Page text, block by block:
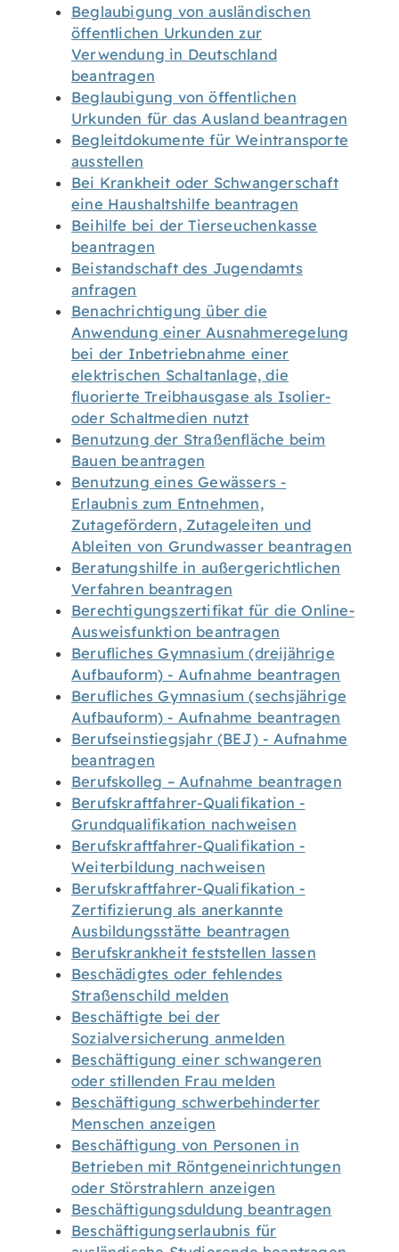
Beglaubigung von ausländischen
öffentlichen Urkunden zur
Verwendung in Deutschland
beantragen
Beglaubigung von öffentlichen
Urkunden für das Ausland beantragen
Begleitdokumente für Weintransporte
ausstellen
Bei Krankheit oder Schwangerschaft
eine Haushaltshilfe beantragen
Beihilfe bei der Tierseuchenkasse
beantragen
Beistandschaft des Jugendamts
anfragen
Benachrichtigung über die
Anwendung einer Ausnahmeregelung
bei der Inbetriebnahme einer
elektrischen Schaltanlage, die
fluorierte Treibhausgase als Isolier-
oder Schaltmedien nutzt
Benutzung der Straßenfläche beim
Bauen beantragen
Benutzung eines Gewässers -
Erlaubnis zum Entnehmen,
Zutagefördern, Zutageleiten und
Ableiten von Grundwasser beantragen
Beratungshilfe in außergerichtlichen
Verfahren beantragen
Berechtigungszertifikat für die Online-
Ausweisfunktion beantragen
Berufliches Gymnasium (dreijährige
Aufbauform) - Aufnahme beantragen
Berufliches Gymnasium (sechsjährige
Aufbauform) - Aufnahme beantragen
Berufseinstiegsjahr (BEJ) - Aufnahme
beantragen
Berufskolleg – Aufnahme beantragen
Berufskraftfahrer-Qualifikation -
Grundqualifikation nachweisen
Berufskraftfahrer-Qualifikation -
Weiterbildung nachweisen
Berufskraftfahrer-Qualifikation -
Zertifizierung als anerkannte
Ausbildungsstätte beantragen
Berufskrankheit feststellen lassen
Beschädigtes oder fehlendes
Straßenschild melden
Beschäftigte bei der
Sozialversicherung anmelden
Beschäftigung einer schwangeren
oder stillenden Frau melden
Beschäftigung schwerbehinderter
Menschen anzeigen
Beschäftigung von Personen in
Betrieben mit Röntgeneinrichtungen
oder Störstrahlern anzeigen
Beschäftigungsduldung beantragen
Beschäftigungserlaubnis für